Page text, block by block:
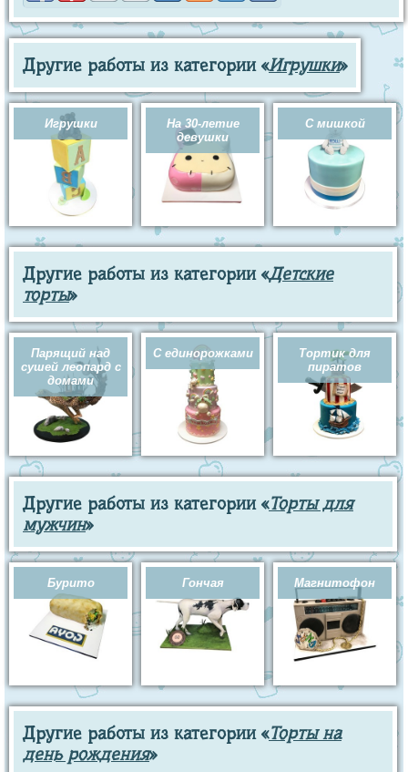
Другие работы из категории «Игрушки»
Игрушки
На 30-летие
девушки
С мишкой
Другие работы из категории «Детские
торты»
Парящий над
сушей леопард с
домами
С единорожками
Тортик для
пиратов
Другие работы из категории «Торты для
мужчин»
Бурито Гончая Магнитофон
Другие работы из категории «Торты на
день рождения»